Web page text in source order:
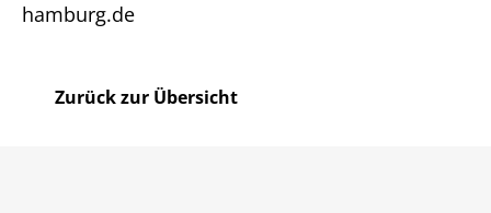
hamburg.de
Zurück zur Übersicht